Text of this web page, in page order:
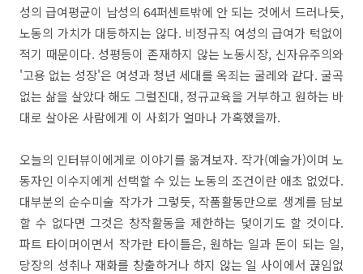
성의 급여평균이 남성의 64퍼센트밖에 안 되는 것에서 드러나듯,
노동의 가치가 대등하지는 않다. 비정규직 여성의 급여가 턱없이
적기 때문이다. 성평등이 존재하지 않는 노동시장, 신자유주의와
'고용 없는 성장'은 여성과 청년 세대를 옥죄는 굴레와 같다. 굴곡
없는 삶을 살았다 해도 그럴진대, 정규교육을 거부하고 원하는 바
대로 살아온 사람에게 이 사회가 얼마나 가혹했을까.
오늘의 인터뷰이에게로 이야기를 옮겨보자. 작가(예술가)이며 노
동자인 이수지에게 선택할 수 있는 노동의 조건이란 애초 없었다.
대부분의 순수미술 작가가 그렇듯, 작품활동만으로 생계를 담보
할 수 없다면 그것은 창작활동을 제한하는 덫이기도 할 것이다.
파트 타이머이면서 작가란 타이틀은, 원하는 일과 돈이 되는 일,
당장의 성취나 재화를 창출하거나 하지 않는 일 사이에서 끊임없